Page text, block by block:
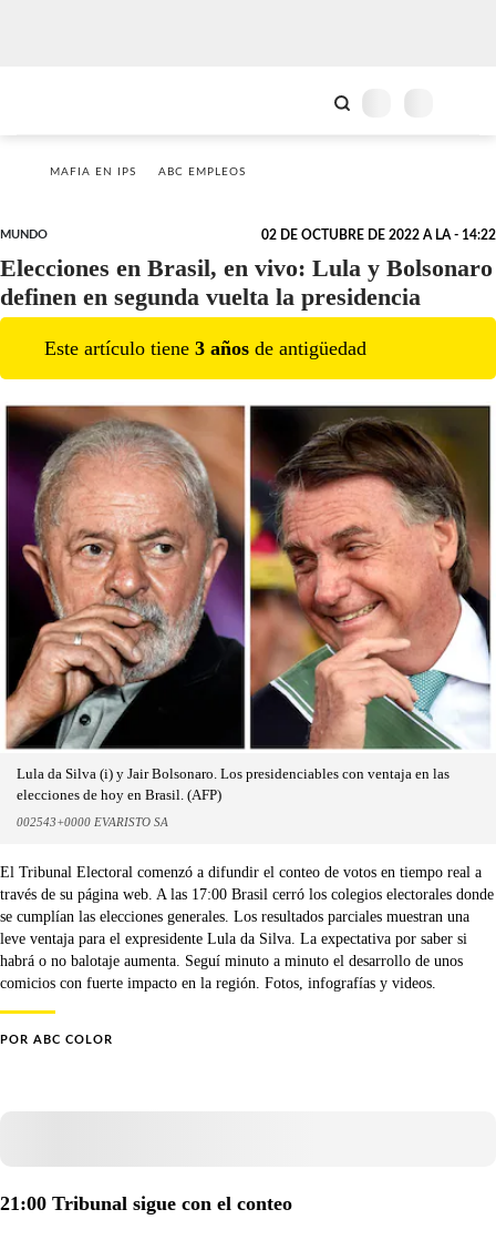
MAFIA EN IPS ABC EMPLEOS
MUNDO 02 DE OCTUBRE DE 2022 A LA - 14:22
Elecciones en Brasil, en vivo: Lula y Bolsonaro
definen en segunda vuelta la presidencia
Este artículo tiene 3 años de antigüedad
Lula da Silva (i) y Jair Bolsonaro. Los presidenciables con ventaja en las
elecciones de hoy en Brasil. (AFP)
002543+0000 EVARISTO SA
El Tribunal Electoral comenzó a difundir el conteo de votos en tiempo real a
través de su página web. A las 17:00 Brasil cerró los colegios electorales donde
se cumplían las elecciones generales. Los resultados parciales muestran una
leve ventaja para el expresidente Lula da Silva. La expectativa por saber si
habrá o no balotaje aumenta. Seguí minuto a minuto el desarrollo de unos
comicios con fuerte impacto en la región. Fotos, infografías y videos.
POR ABC COLOR
21:00 Tribunal sigue con el conteo